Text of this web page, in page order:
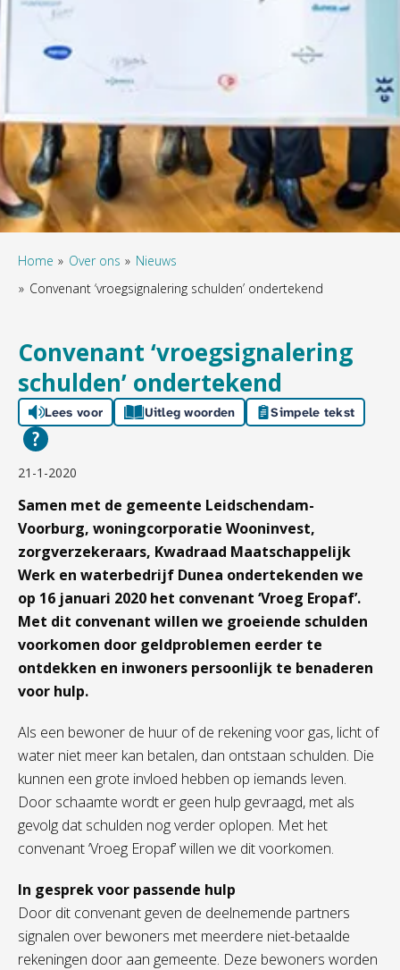
Home Over ons
Nieuws
Convenant ‘vroegsignalering schulden’ ondertekend
Convenant ‘vroegsignalering
schulden’ ondertekend
Lees voor Uitleg woorden Simpele tekst
21-1-2020
Samen met de gemeente Leidschendam-
Voorburg, woningcorporatie Wooninvest,
zorgverzekeraars, Kwadraad Maatschappelijk
Werk en waterbedrijf Dunea ondertekenden we
op 16 januari 2020 het convenant ‘Vroeg Eropaf’.
Met dit convenant willen we groeiende schulden
voorkomen door geldproblemen eerder te
ontdekken en inwoners persoonlijk te benaderen
voor hulp.
Als een bewoner de huur of de rekening voor gas, licht of
water niet meer kan betalen, dan ontstaan schulden. Die
kunnen een grote invloed hebben op iemands leven.
Door schaamte wordt er geen hulp gevraagd, met als
gevolg dat schulden nog verder oplopen. Met het
convenant ‘Vroeg Eropaf’ willen we dit voorkomen.
In gesprek voor passende hulp
Door dit convenant geven de deelnemende partners
signalen over bewoners met meerdere niet-betaalde
rekeningen door aan gemeente. Deze bewoners worden